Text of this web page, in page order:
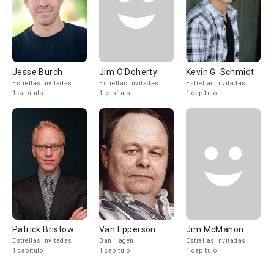
Jesse Burch
Estrellas Invitadas
1 capítulo
Jim O'Doherty
Estrellas Invitadas
1 capítulo
Kevin G. Schmidt
Estrellas Invitadas
1 capítulo
Patrick Bristow
Estrellas Invitadas
1 capítulo
Van Epperson
Dan Hagen
1 capítulo
Jim McMahon
Estrellas Invitadas
1 capítulo